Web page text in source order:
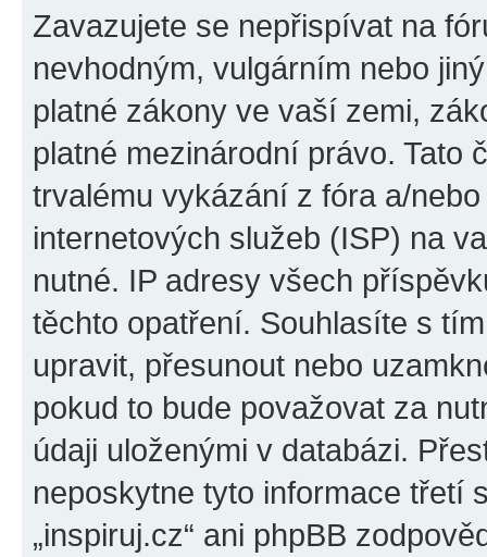
Zavazujete se nepřispívat na
nevhodným, vulgárním nebo
platné zákony ve vaší zemi,
platné mezinárodní právo. Tato
trvalému vykázání z fóra a/
internetových služeb (ISP) na
nutné. IP adresy všech
těchto opatření. Souhlasíte s
upravit, přesunout nebo
pokud to bude považovat za
údaji uloženými v databázi.
neposkytne tyto informace třetí
„inspiruj.cz“ ani phpBB